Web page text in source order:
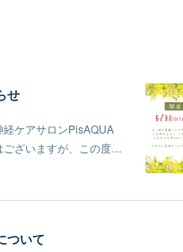
せ
経ケアサロンPisAQUA
ございますが、この度…
ついて